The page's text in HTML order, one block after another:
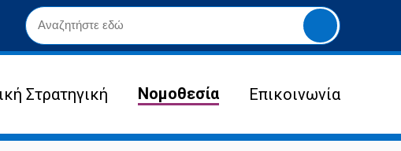
Yποβολή
αναζήτησης
Στρατηγική Νομοθεσία Επικοινωνία